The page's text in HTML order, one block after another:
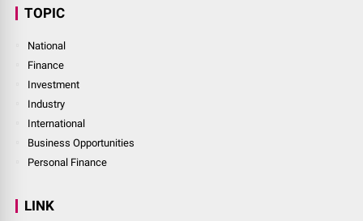
TOPIC
National
Finance
Investment
Industry
International
Business Opportunities
Personal Finance
LINK